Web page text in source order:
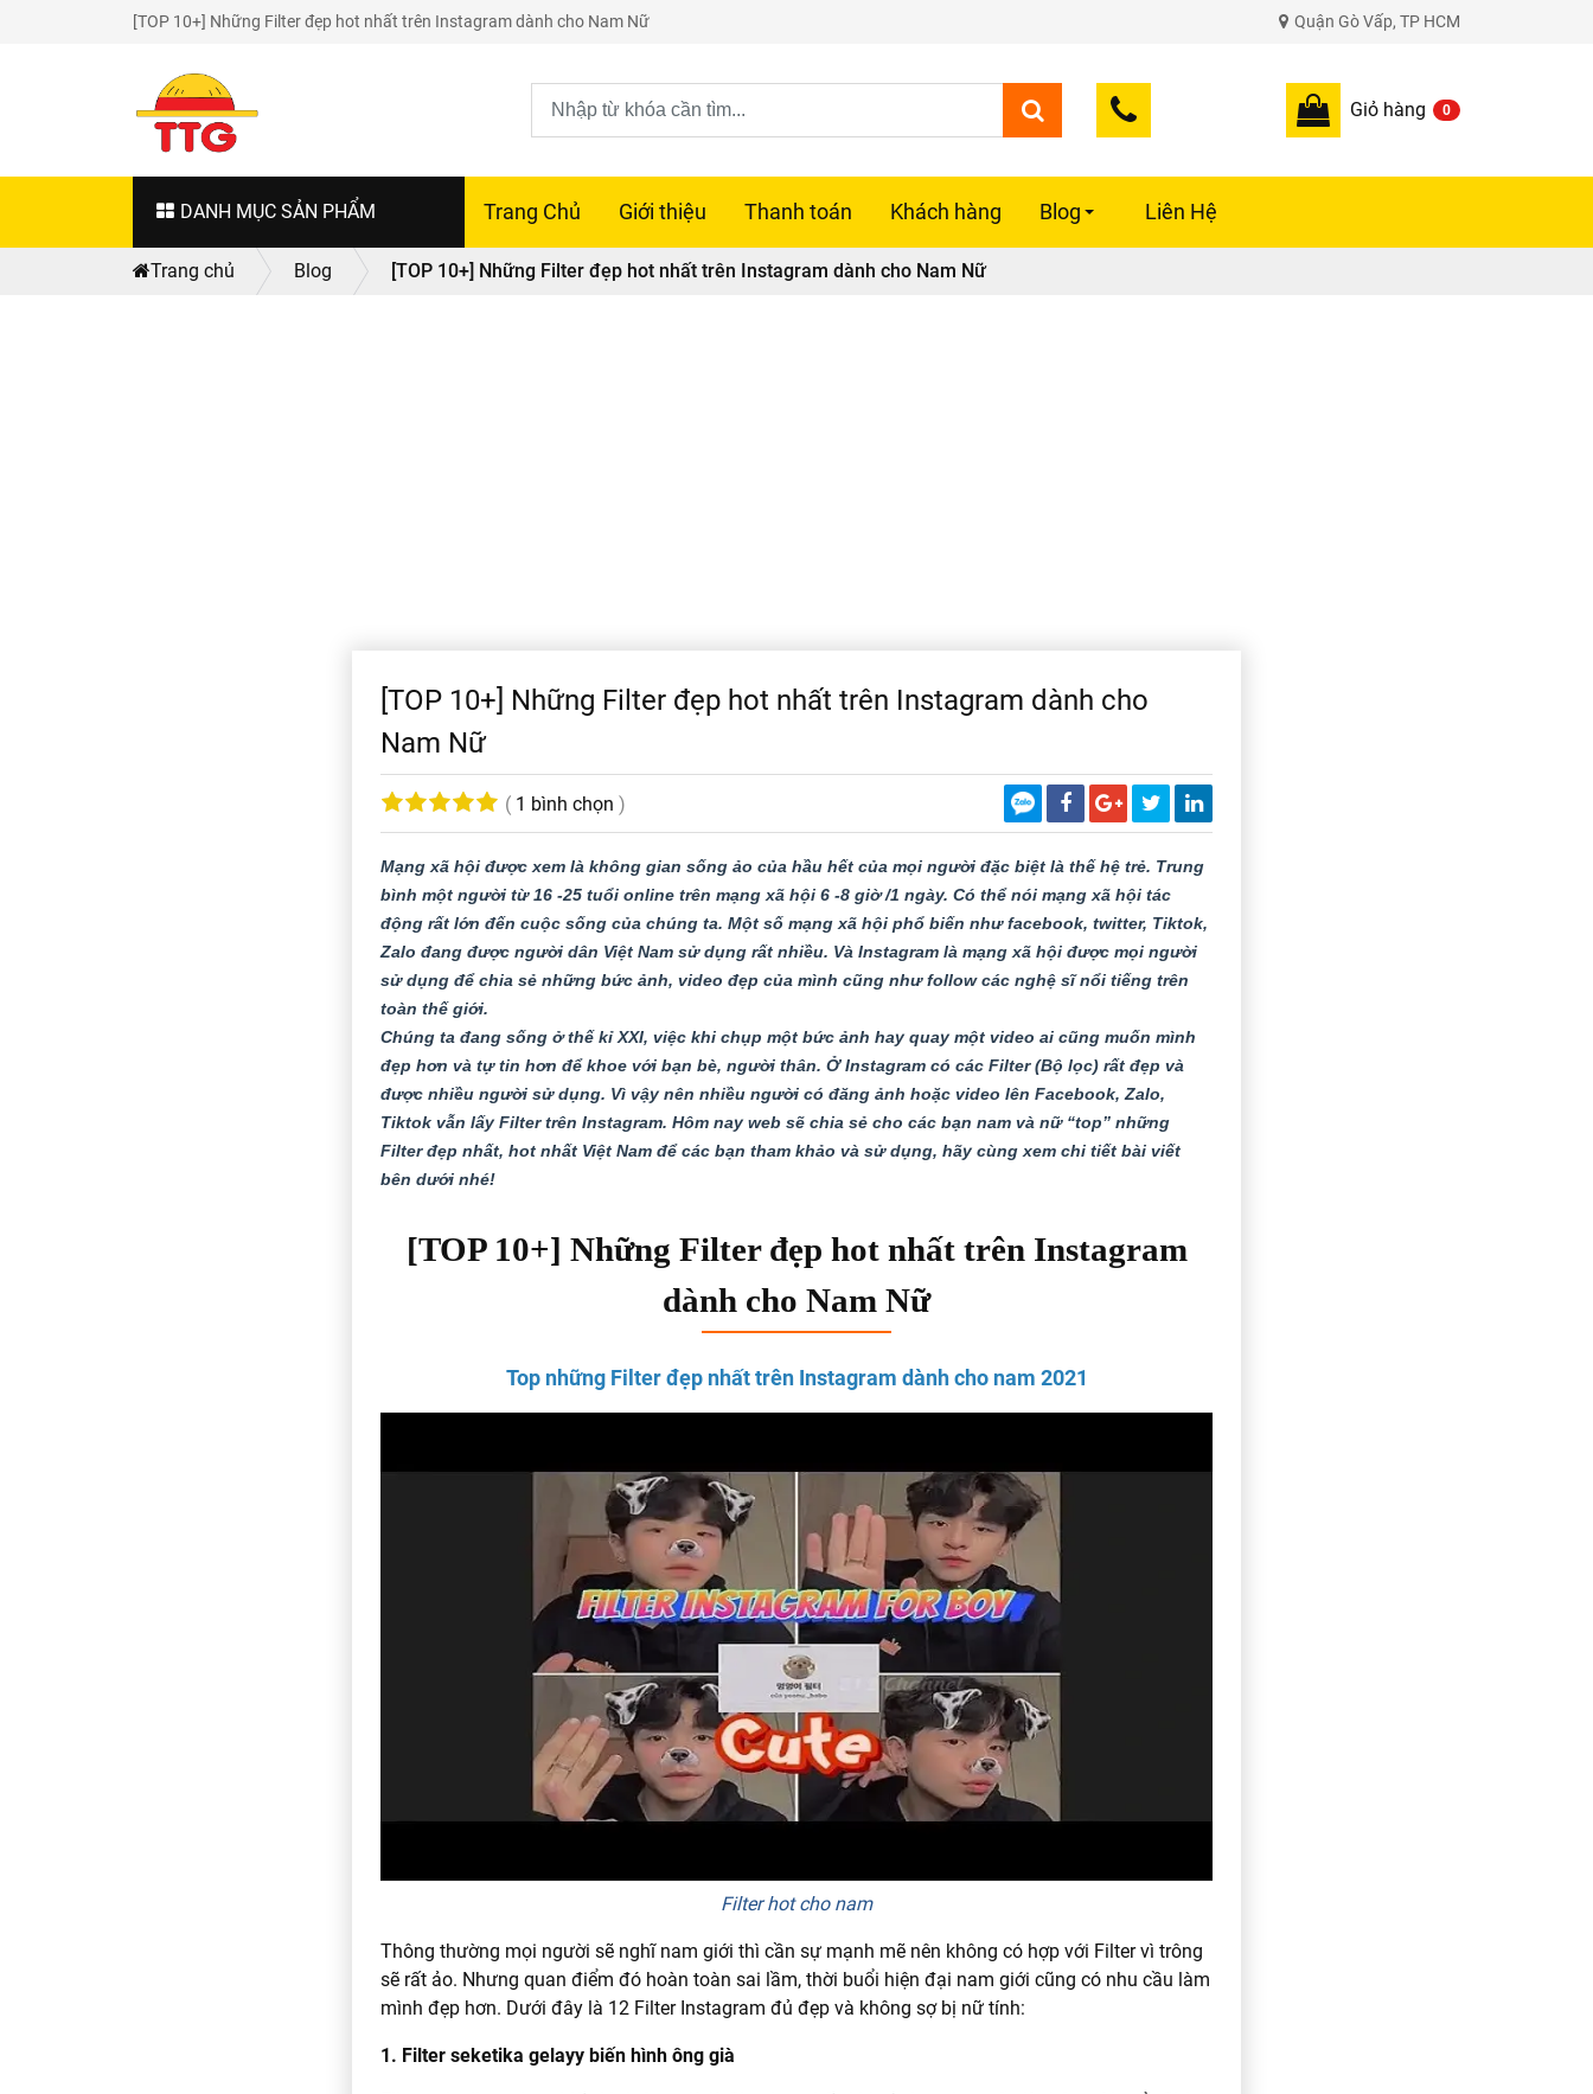
[TOP 10+] Những Filter đẹp hot nhất trên Instagram dành cho Nam Nữ Quận Gò Vấp, TP HCM
Giỏ hàng 0
DANH MỤC SẢN PHẨM Trang Chủ Giới thiệu Thanh toán Khách hàng Blog Liên Hệ
Trang chủ Blog [TOP 10+] Những Filter đẹp hot nhất trên Instagram dành cho Nam Nữ
[TOP 10+] Những Filter đẹp hot nhất trên Instagram dành cho
Nam Nữ
( 1 bình chọn )
Mạng xã hội được xem là không gian sống ảo của hầu hết của mọi người đặc biệt là thế hệ trẻ. Trung
bình một người từ 16 -25 tuổi online trên mạng xã hội 6 -8 giờ /1 ngày. Có thể nói mạng xã hội tác
động rất lớn đến cuộc sống của chúng ta. Một số mạng xã hội phổ biến như facebook, twitter, Tiktok,
Zalo đang được người dân Việt Nam sử dụng rất nhiều. Và Instagram là mạng xã hội được mọi người
sử dụng để chia sẻ những bức ảnh, video đẹp của mình cũng như follow các nghệ sĩ nổi tiếng trên
toàn thế giới.
Chúng ta đang sống ở thế kỉ XXI, việc khi chụp một bức ảnh hay quay một video ai cũng muốn mình
đẹp hơn và tự tin hơn để khoe với bạn bè, người thân. Ở Instagram có các Filter (Bộ lọc) rất đẹp và
được nhiều người sử dụng. Vì vậy nên nhiều người có đăng ảnh hoặc video lên Facebook, Zalo,
Tiktok vẫn lấy Filter trên Instagram. Hôm nay web sẽ chia sẻ cho các bạn nam và nữ “top” những
Filter đẹp nhất, hot nhất Việt Nam để các bạn tham khảo và sử dụng, hãy cùng xem chi tiết bài viết
bên dưới nhé!
[TOP 10+] Những Filter đẹp hot nhất trên Instagram
dành cho Nam Nữ
Top những Filter đẹp nhất trên Instagram dành cho nam 2021
Filter hot cho nam
Thông thường mọi người sẽ nghĩ nam giới thì cần sự mạnh mẽ nên không có hợp với Filter vì trông
sẽ rất ảo. Nhưng quan điểm đó hoàn toàn sai lầm, thời buổi hiện đại nam giới cũng có nhu cầu làm
mình đẹp hơn. Dưới đây là 12 Filter Instagram đủ đẹp và không sợ bị nữ tính:
1. Filter seketika gelayy biến hình ông già